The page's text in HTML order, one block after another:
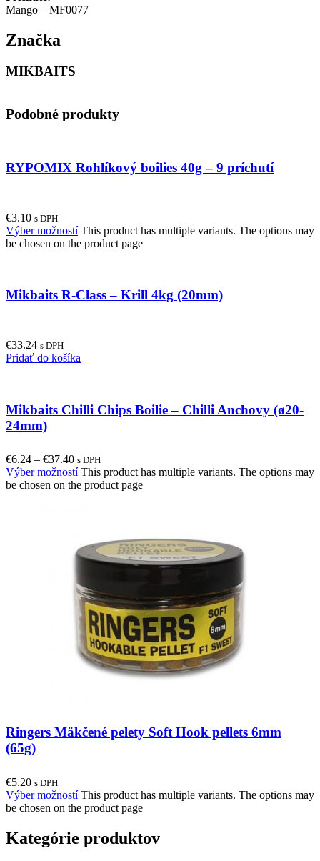
Mango – MF0077
Značka
MIKBAITS
Podobné produkty
RYPOMIX Rohlíkový boilies 40g – 9 príchutí
€3.10 s DPH
Výber možností This product has multiple variants. The options may
be chosen on the product page
Mikbaits R-Class – Krill 4kg (20mm)
€33.24 s DPH
Pridať do košíka
Mikbaits Chilli Chips Boilie – Chilli Anchovy (ø20-
24mm)
€6.24 – €37.40 s DPH
Výber možností This product has multiple variants. The options may
be chosen on the product page
Ringers Mäkčené pelety Soft Hook pellets 6mm
(65g)
€5.20 s DPH
Výber možností This product has multiple variants. The options may
be chosen on the product page
Kategórie produktov